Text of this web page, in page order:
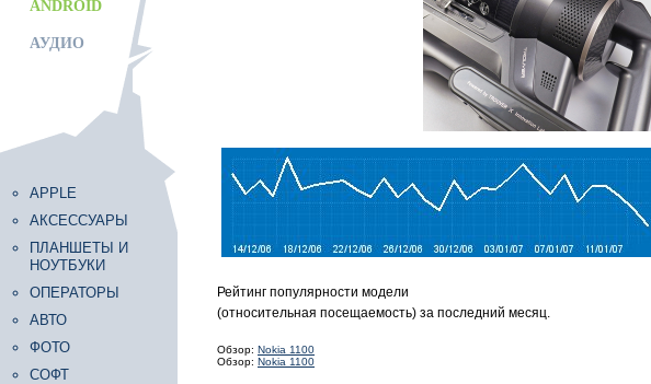
ANDROID
АУДИО
APPLE
АКСЕССУАРЫ
ПЛАНШЕТЫ И
НОУТБУКИ
ОПЕРАТОРЫ
АВТО
ФОТО
СОФТ
Рейтинг популярности модели
(относительная посещаемость) за последний месяц.
Обзор: Nokia 1100
Обзор: Nokia 1100